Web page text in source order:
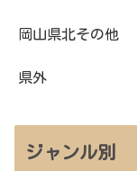
岡山県北その他
県外
ジャンル別